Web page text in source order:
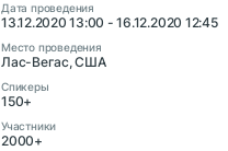
Дата проведения
13.12.2020 13:00 - 16.12.2020 12:45
Место проведения
Лас-Вегас, США
Cпикеры
150+
Участники
2000+